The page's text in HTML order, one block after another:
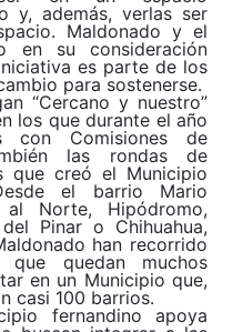
y, además, verlas ser
Maldonado y el
en su consideración
es parte de los
para sostenerse.
“Cercano y nuestro”
los que durante el año
con Comisiones de
las rondas de
que creó el Municipio
el barrio Mario
al Norte, Hipódromo,
Pinar o Chihuahua,
han recorrido
que quedan muchos
en un Municipio que,
casi 100 barrios.
fernandino apoya